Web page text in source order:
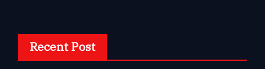
Recent Post